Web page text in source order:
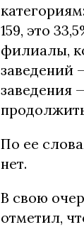
159, это
филиалы,
заведений
заведения
По ее
нет.
В свою
отметил,